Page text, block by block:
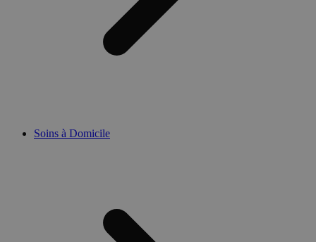
Soins à Domicile